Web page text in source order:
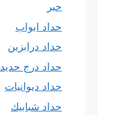
حبر
حداد ابواب
حداد درابزين
حداد درج حديد
حداد ديوانيات
حداد شبابيك